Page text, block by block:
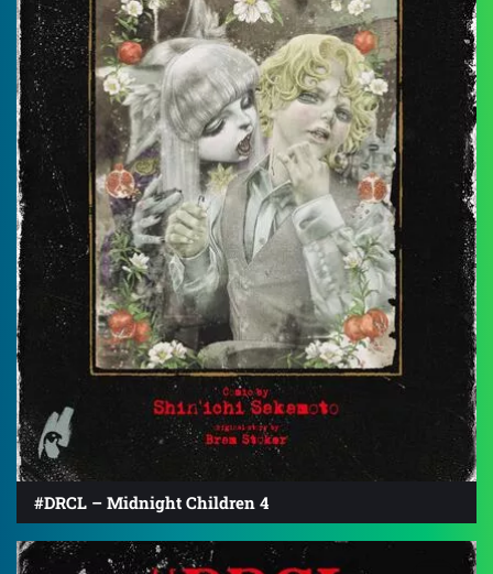
#DRCL – Midnight Children 4